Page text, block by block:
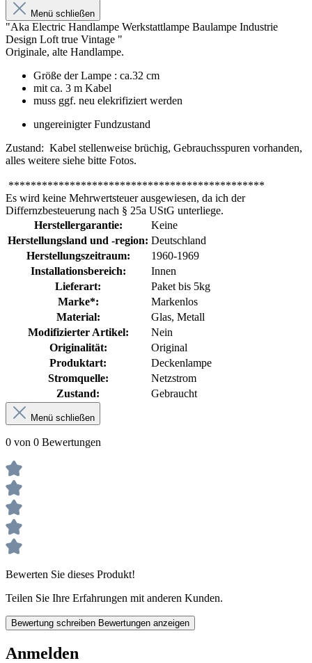
Menü schließen
"Aka Electric Handlampe Werkstattlampe Baulampe Industrie
Design Loft true Vintage "
Originale, alte Handlampe.
Größe der Lampe : ca.32 cm
mit ca. 3 m Kabel
muss ggf. neu elekrifiziert werden
ungereinigter Fundzustand
Zustand: Kabel stellenweise brüchig, Gebrauchsspuren vorhanden,
alles weitere siehe bitte Fotos.
**********************************************
Es wird keine Mehrwertsteuer ausgewiesen, da ich der
Differnzbesteuerung nach § 25a UStG unterliege.
Herstellergarantie:
Keine
Herstellungsland und -region: Deutschland
Herstellungszeitraum:
1960-1969
Installationsbereich:
Innen
Lieferart:
Paket bis 5kg
Marke*:
Markenlos
Material:
Glas, Metall
Modifizierter Artikel:
Nein
Originalität:
Original
Produktart:
Deckenlampe
Stromquelle:
Netzstrom
Zustand:
Gebraucht
Menü schließen
0 von 0 Bewertungen
Bewerten Sie dieses Produkt!
Teilen Sie Ihre Erfahrungen mit anderen Kunden.
Bewertung schreiben Bewertungen anzeigen
Anmelden